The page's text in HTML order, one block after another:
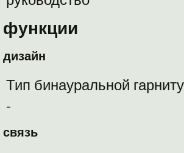
функции
дизайн
Тип бинауральной
-
связь